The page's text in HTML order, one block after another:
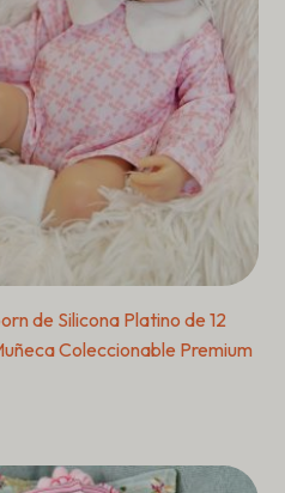
de Silicona Platino de 12
Coleccionable Premium